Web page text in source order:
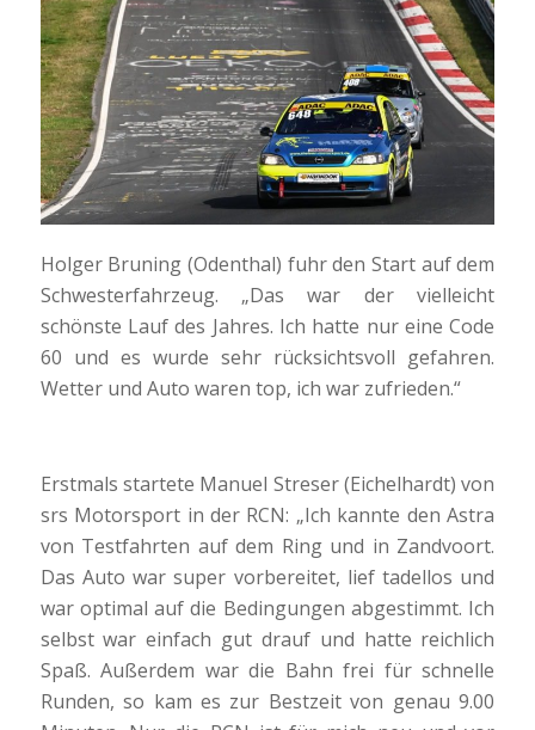
Holger Bruning (Odenthal) fuhr den Start auf dem
Schwesterfahrzeug. „Das war der vielleicht
schönste Lauf des Jahres. Ich hatte nur eine Code
60 und es wurde sehr rücksichtsvoll gefahren.
Wetter und Auto waren top, ich war zufrieden.“
Erstmals startete Manuel Streser (Eichelhardt) von
srs Motorsport in der RCN: „Ich kannte den Astra
von Testfahrten auf dem Ring und in Zandvoort.
Das Auto war super vorbereitet, lief tadellos und
war optimal auf die Bedingungen abgestimmt. Ich
selbst war einfach gut drauf und hatte reichlich
Spaß. Außerdem war die Bahn frei für schnelle
Runden, so kam es zur Bestzeit von genau 9.00